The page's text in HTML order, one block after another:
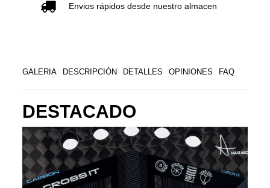
Envios rápidos desde nuestro almacen
GALERIA DESCRIPCIÓN DETALLES OPINIONES FAQ
DESTACADO